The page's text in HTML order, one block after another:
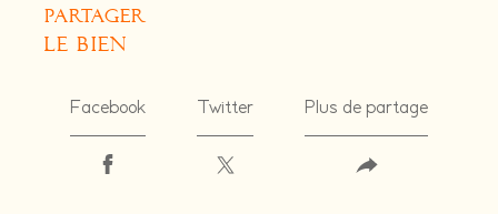
partager
le bien
Facebook Twitter Plus de partage